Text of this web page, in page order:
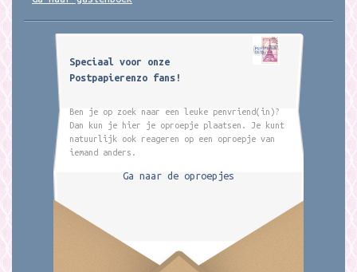
Speciaal voor onze
Postpapierenzo fans!
Ben je op zoek naar een leuke penvriend(in)?
Dan kun je hier je oproepje plaatsen. Je kunt
natuurlijk ook reageren op een oproepje van
iemand anders.
Ga naar de oproepjes